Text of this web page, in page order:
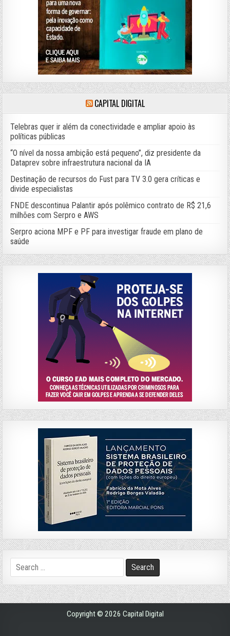
CAPITAL DIGITAL
Telebras quer ir além da conectividade e ampliar apoio às
políticas públicas
“O nível da nossa ambição está pequeno”, diz presidente da
Dataprev sobre infraestrutura nacional da IA
Destinação de recursos do Fust para TV 3.0 gera críticas e
divide especialistas
FNDE descontinua Palantir após polêmico contrato de R$ 21,6
milhões com Serpro e AWS
Serpro aciona MPF e PF para investigar fraude em plano de
saúde
Search
for:
Copyright © 2026 Capital Digital